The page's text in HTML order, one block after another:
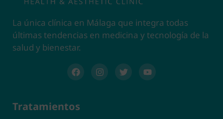
La única clínica en Málaga que integra todas
últimas tendencias en medicina y tecnología de la
salud y bienestar.
Tratamientos